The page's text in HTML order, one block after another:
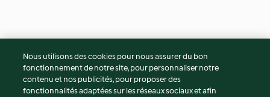
(1) 1h
aromatique
4.3 (3)
Nous utilisons des cookies pour nous assurer du bon
fonctionnement de notre site, pour personnaliser notre
contenu et nos publicités, pour proposer des
fonctionnalités adaptées sur les réseaux sociaux et afin